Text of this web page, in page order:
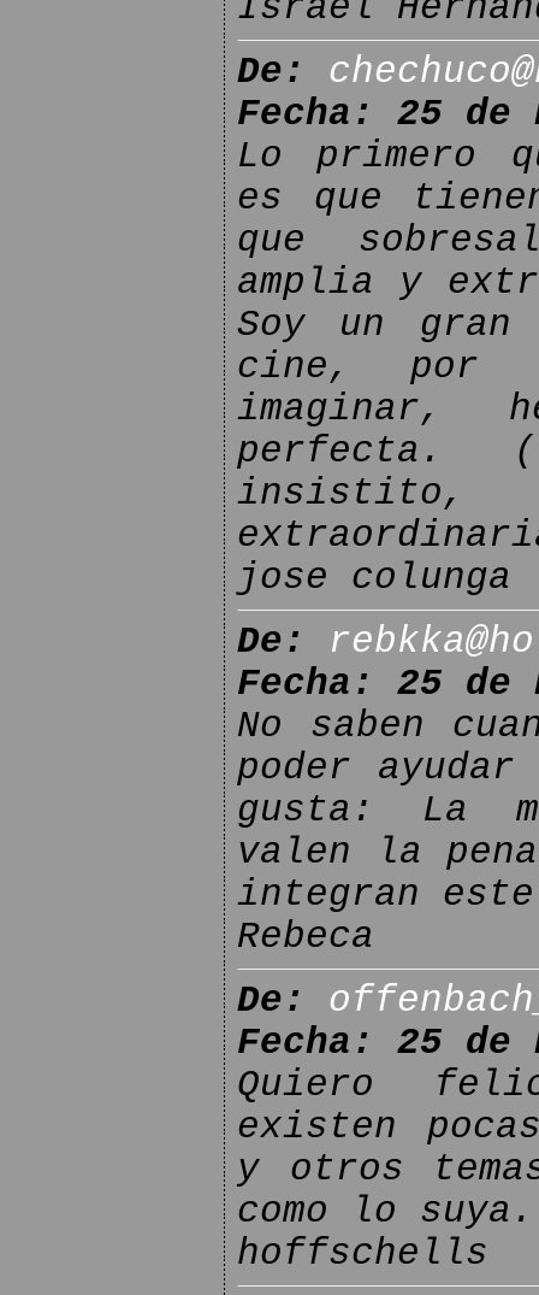
De:
Fecha: 25 de
Lo primero
es que
que
amplia y
Soy un
cine, por
imaginar,
perfecta.
insistito,
jose colunga
De:
Fecha: 25 de
No saben
poder
gusta: La
valen la
integran
Rebeca
De:
Fecha: 25 de
Quiero
existen
y otros
como lo suya.
hoffschells